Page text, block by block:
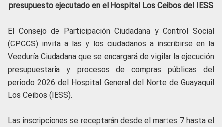
presupuesto ejecutado en el Hospital Los Ceibos del IESS
El Consejo de Participación Ciudadana y Control Social
(CPCCS) invita a las y los ciudadanos a inscribirse en la
Veeduría Ciudadana que se encargará de vigilar la ejecución
presupuestaria y procesos de compras públicas del
periodo 2026 del Hospital General del Norte de Guayaquil
Los Ceibos (IESS).
Las inscripciones se receptarán desde el martes 7 hasta el